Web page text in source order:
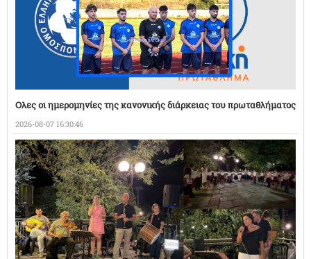
Ολες οι ημερομηνίες της κανονικής διάρκειας του πρωταθλήματος
2026-08-07 16:30:46